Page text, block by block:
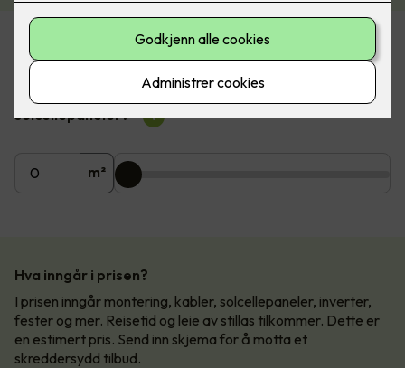
Beregn pris på solceller
Hvor mange m2 av taket ønsker du å dekke med
solcellepaneler?
?
m²
Hva inngår i prisen?
I prisen inngår montering, kabler, solcellepaneler, inverter,
fester og mer. Reisetid og leie av stillas tilkommer. Dette er
en estimert pris. Send inn skjema for å motta et
skreddersydd tilbud.